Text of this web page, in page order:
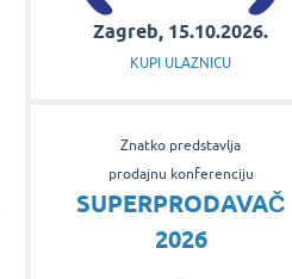
Zagreb, 15.10.2026.
KUPI ULAZNICU
Znatko predstavlja
prodajnu konferenciju
SUPERPRODAVAČ
2026